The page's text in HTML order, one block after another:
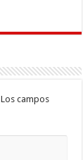
Los campos